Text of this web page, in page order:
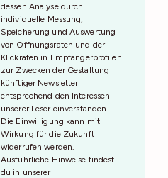
dessen Analyse durch
individuelle Messung,
Speicherung und Auswertung
von Öffnungsraten und der
Klickraten in Empfängerprofilen
zur Zwecken der Gestaltung
künftiger Newsletter
entsprechend den Interessen
unserer Leser einverstanden.
Die Einwilligung kann mit
Wirkung für die Zukunft
widerrufen werden.
Ausführliche Hinweise findest
du in unserer